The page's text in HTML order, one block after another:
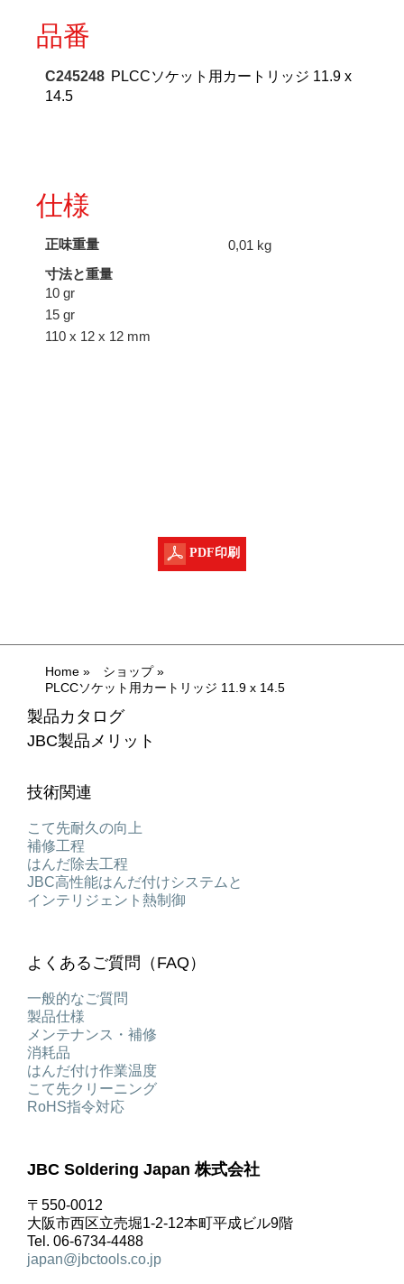
品番
C245248 PLCCソケット用カートリッジ 11.9 x
14.5
仕様
正味重量
0,01 kg
寸法と重量
10 gr
15 gr
110 x 12 x 12 mm
PDF印刷
Home» ショップ»
PLCCソケット用カートリッジ 11.9 x 14.5
製品カタログ
JBC製品メリット
技術関連
こて先耐久の向上
補修工程
はんだ除去工程
JBC高性能はんだ付けシステムと
インテリジェント熱制御
よくあるご質問（FAQ）
一般的なご質問
製品仕様
メンテナンス・補修
消耗品
はんだ付け作業温度
こて先クリーニング
RoHS指令対応
JBC Soldering Japan 株式会社
〒550-0012
大阪市西区立売堀1-2-12本町平成ビル9階
Tel. 06-6734-4488
japan@jbctools.co.jp